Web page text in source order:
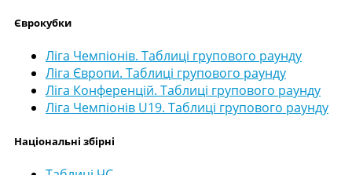
Єврокубки
Ліга Чемпіонів. Таблиці групового раунду
Ліга Європи. Таблиці групового раунду
Ліга Конференцій. Таблиці групового раунду
Ліга Чемпіонів U19. Таблиці групового раунду
Національні збірні